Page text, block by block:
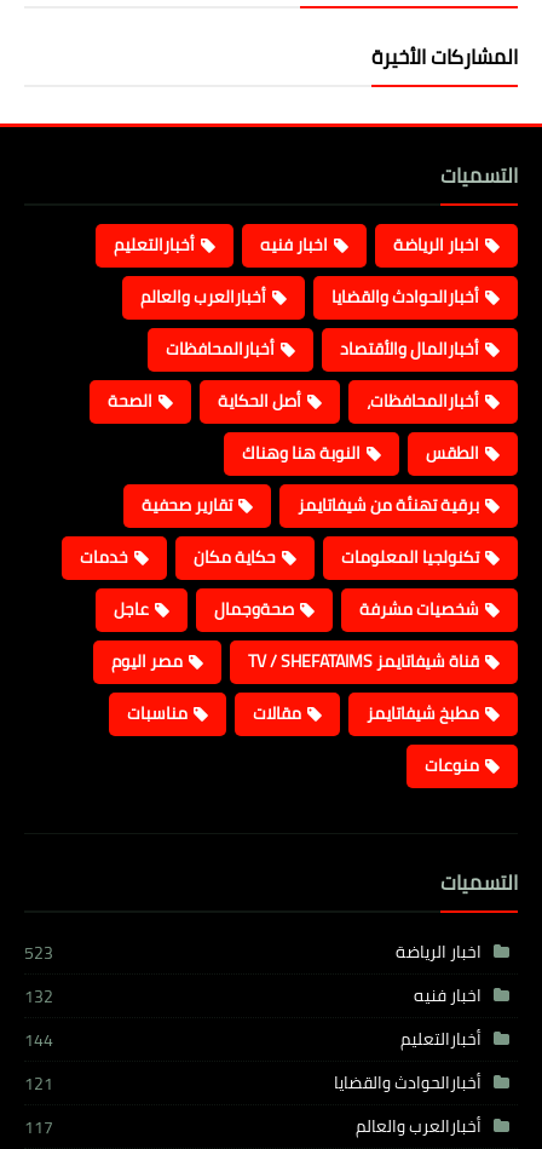
المشاركات الأخيرة
التسميات
اخبار الرياضة اخبار فنيه
أخبارالتعليم
أخبارالحوادث والقضايا
أخبارالعرب والعالم
أخبارالمال والأقتصاد
أخبارالمحافظات
أخبارالمحافظات،
أصل الحكاية
الصحة
الطقس
النوبة هنا وهناك
برقية تهنئة من شيفاتايمز
تقارير صحفية
تكنولجيا المعلومات
حكاية مكان
خدمات
شخصيات مشرفة
صحةوجمال
عاجل
قناة شيفاتايمز TV / SHEFATAIMS
مصر اليوم
مطبخ شيفاتايمز
مقالات
مناسبات
منوعات
التسميات
اخبار الرياضة
523
اخبار فنيه
132
أخبارالتعليم
144
أخبارالحوادث والقضايا
121
أخبارالعرب والعالم
117